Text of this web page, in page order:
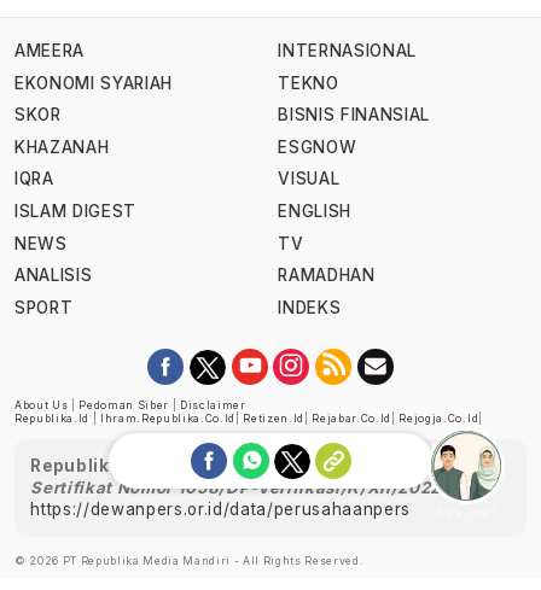
AMEERA
EKONOMI SYARIAH
SKOR
KHAZANAH
IQRA
ISLAM DIGEST
NEWS
ANALISIS
SPORT
INTERNASIONAL
TEKNO
BISNIS FINANSIAL
ESGNOW
VISUAL
ENGLISH
TV
RAMADHAN
INDEKS
About Us Pedoman Siber
Disclaimer
Republika.id
Ihram.republika.co.id Retizen.id Rejabar.co.id Rejogja.co.id
Republika telah diverifikasi oleh Dewan Pers
Sertifikat Nomor 1058/DP-Verifikasi/K/XII/2022
https://dewanpers.or.id/data/perusahaanpers
© 2026 PT Republika Media Mandiri - All Rights Reserved.